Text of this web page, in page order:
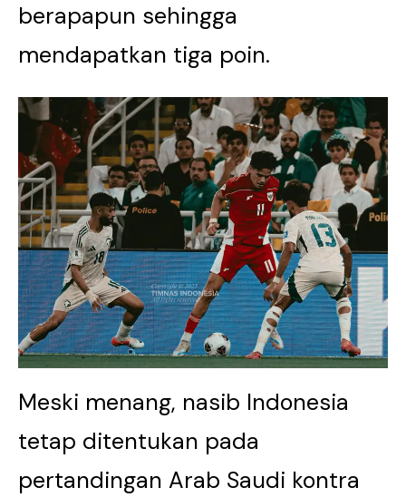
berapapun sehingga
mendapatkan tiga poin.
Meski menang, nasib Indonesia
tetap ditentukan pada
pertandingan Arab Saudi kontra